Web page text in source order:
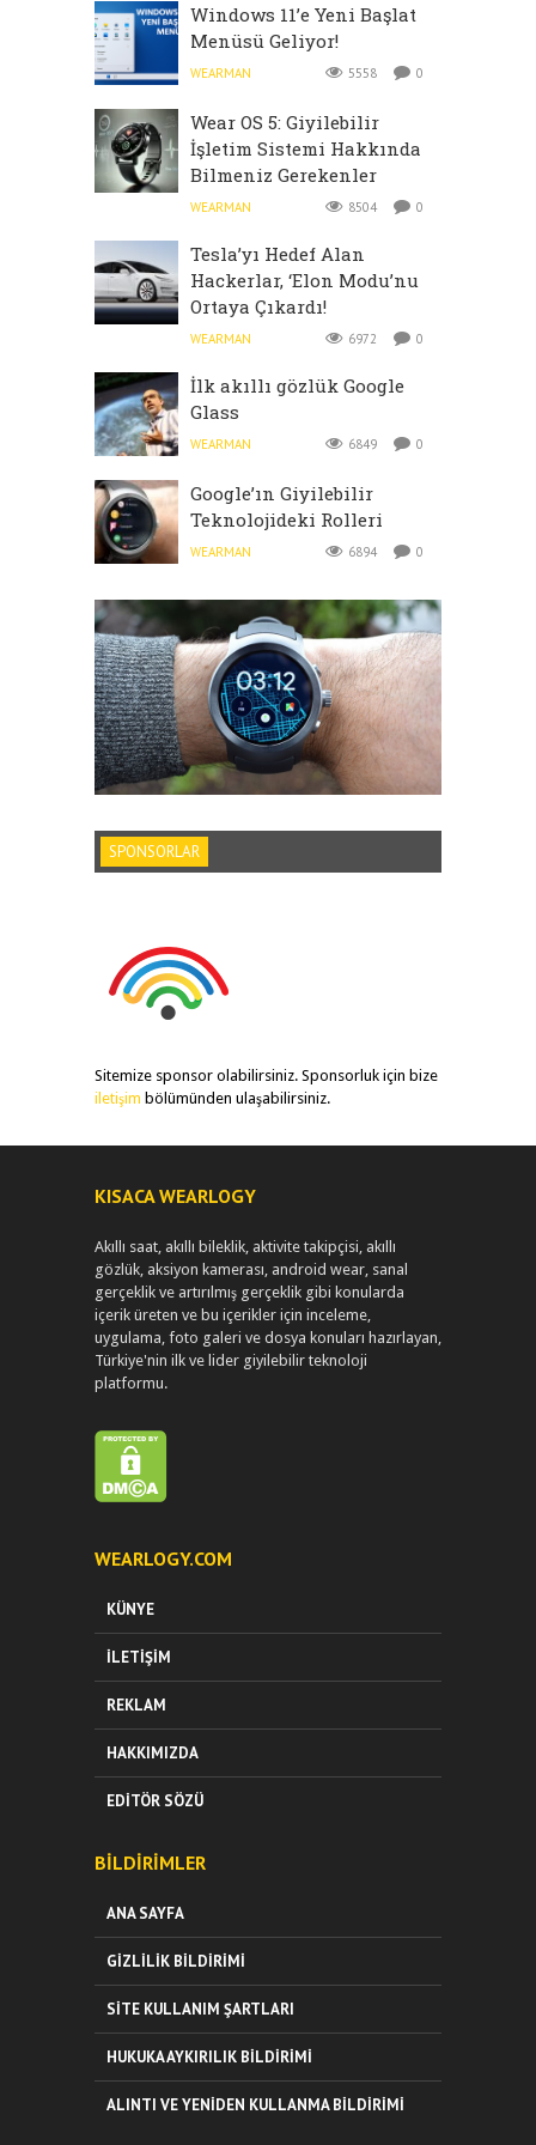
Windows 11’e Yeni Başlat
Menüsü Geliyor!
WEARMAN 5558 0
Wear OS 5: Giyilebilir
İşletim Sistemi Hakkında
Bilmeniz Gerekenler
WEARMAN 8504 0
Tesla’yı Hedef Alan
Hackerlar, ‘Elon Modu’nu
Ortaya Çıkardı!
WEARMAN 6972 0
İlk akıllı gözlük Google
Glass
WEARMAN 6849 0
Google’ın Giyilebilir
Teknolojideki Rolleri
WEARMAN 6894 0
SPONSORLAR
Sitemize sponsor olabilirsiniz. Sponsorluk için bize
iletişim bölümünden ulaşabilirsiniz.
KISACA WEARLOGY
Akıllı saat, akıllı bileklik, aktivite takipçisi, akıllı
gözlük, aksiyon kamerası, android wear, sanal
gerçeklik ve artırılmış gerçeklik gibi konularda
içerik üreten ve bu içerikler için inceleme,
uygulama, foto galeri ve dosya konuları hazırlayan,
Türkiye'nin ilk ve lider giyilebilir teknoloji
platformu.
WEARLOGY.COM
KÜNYE
İLETIŞIM
REKLAM
HAKKIMIZDA
EDITÖR SÖZÜ
BILDIRIMLER
ANA SAYFA
GIZLILIK BILDIRIMI
SITE KULLANIM ŞARTLARI
HUKUKA AYKIRILIK BILDIRIMI
ALINTI VE YENIDEN KULLANMA BILDIRIMI